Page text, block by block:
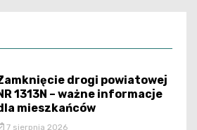
drogi powiatowej
1313N – ważne informacje
mieszkańców
7 sierpnia 2026